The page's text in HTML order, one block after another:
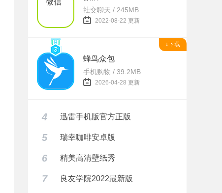
社交聊天 / 245MB
2022-08-22 更新
↓下载
蜂鸟众包
手机购物 / 39.2MB
2026-04-28 更新
4 迅雷手机版官方正版
5 瑞幸咖啡安卓版
6 精美高清壁纸秀
7 良友学院2022最新版